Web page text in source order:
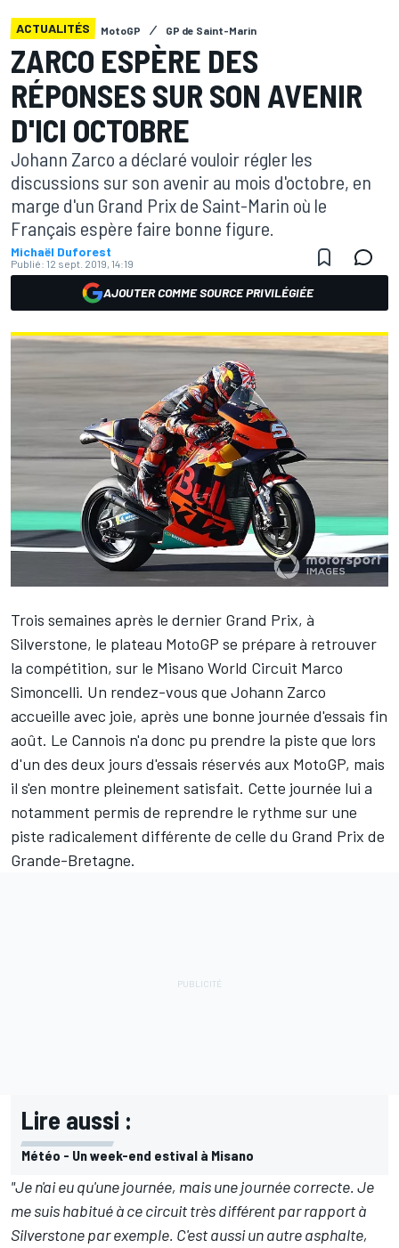
ACTUALITÉS MotoGP GP de Saint-Marin
ZARCO ESPÈRE DES
RÉPONSES SUR SON AVENIR
D'ICI OCTOBRE
Johann Zarco a déclaré vouloir régler les
discussions sur son avenir au mois d'octobre, en
marge d'un Grand Prix de Saint-Marin où le
Français espère faire bonne figure.
Michaël Duforest
Publié: 12 sept. 2019, 14:19
AJOUTER COMME SOURCE PRIVILÉGIÉE
Trois semaines après le dernier Grand Prix, à
Silverstone, le plateau MotoGP se prépare à retrouver
la compétition, sur le Misano World Circuit Marco
Simoncelli. Un rendez-vous que Johann Zarco
accueille avec joie, après une bonne journée d'essais fin
août. Le Cannois n'a donc pu prendre la piste que lors
d'un des deux jours d'essais réservés aux MotoGP, mais
il s'en montre pleinement satisfait. Cette journée lui a
notamment permis de reprendre le rythme sur une
piste radicalement différente de celle du Grand Prix de
Grande-Bretagne.
Lire aussi :
Météo - Un week-end estival à Misano
"Je n'ai eu qu'une journée, mais une journée correcte. Je
me suis habitué à ce circuit très différent par rapport à
Silverstone par exemple. C'est aussi un autre asphalte,